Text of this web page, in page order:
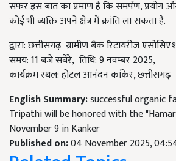
सफर इस बात का प्रमाण है कि समर्पण, प्रयोग
कोई भी व्यक्ति अपने क्षेत्र में क्रांति ला सकता है.
द्वारा: छत्तीसगढ़ ग्रामीण बैंक रिटायरीज
समय: 11 बजे सबेरे, तिथि: 9 नवम्बर 2025,
कार्यक्रम स्थल: होटल आनंदन कांकेर, छत्तीसगढ़
English Summary:successful organic
Tripathi will be honored with the
November 9 in Kanker
Published on:04 November 2025,